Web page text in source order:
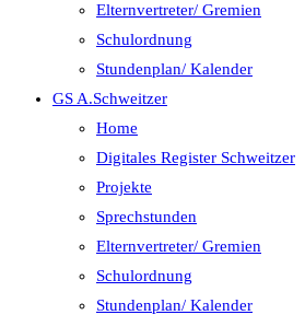
Elternvertreter/ Gremien
Schulordnung
Stundenplan/ Kalender
GS A.Schweitzer
Home
Digitales Register Schweitzer
Projekte
Sprechstunden
Elternvertreter/ Gremien
Schulordnung
Stundenplan/ Kalender